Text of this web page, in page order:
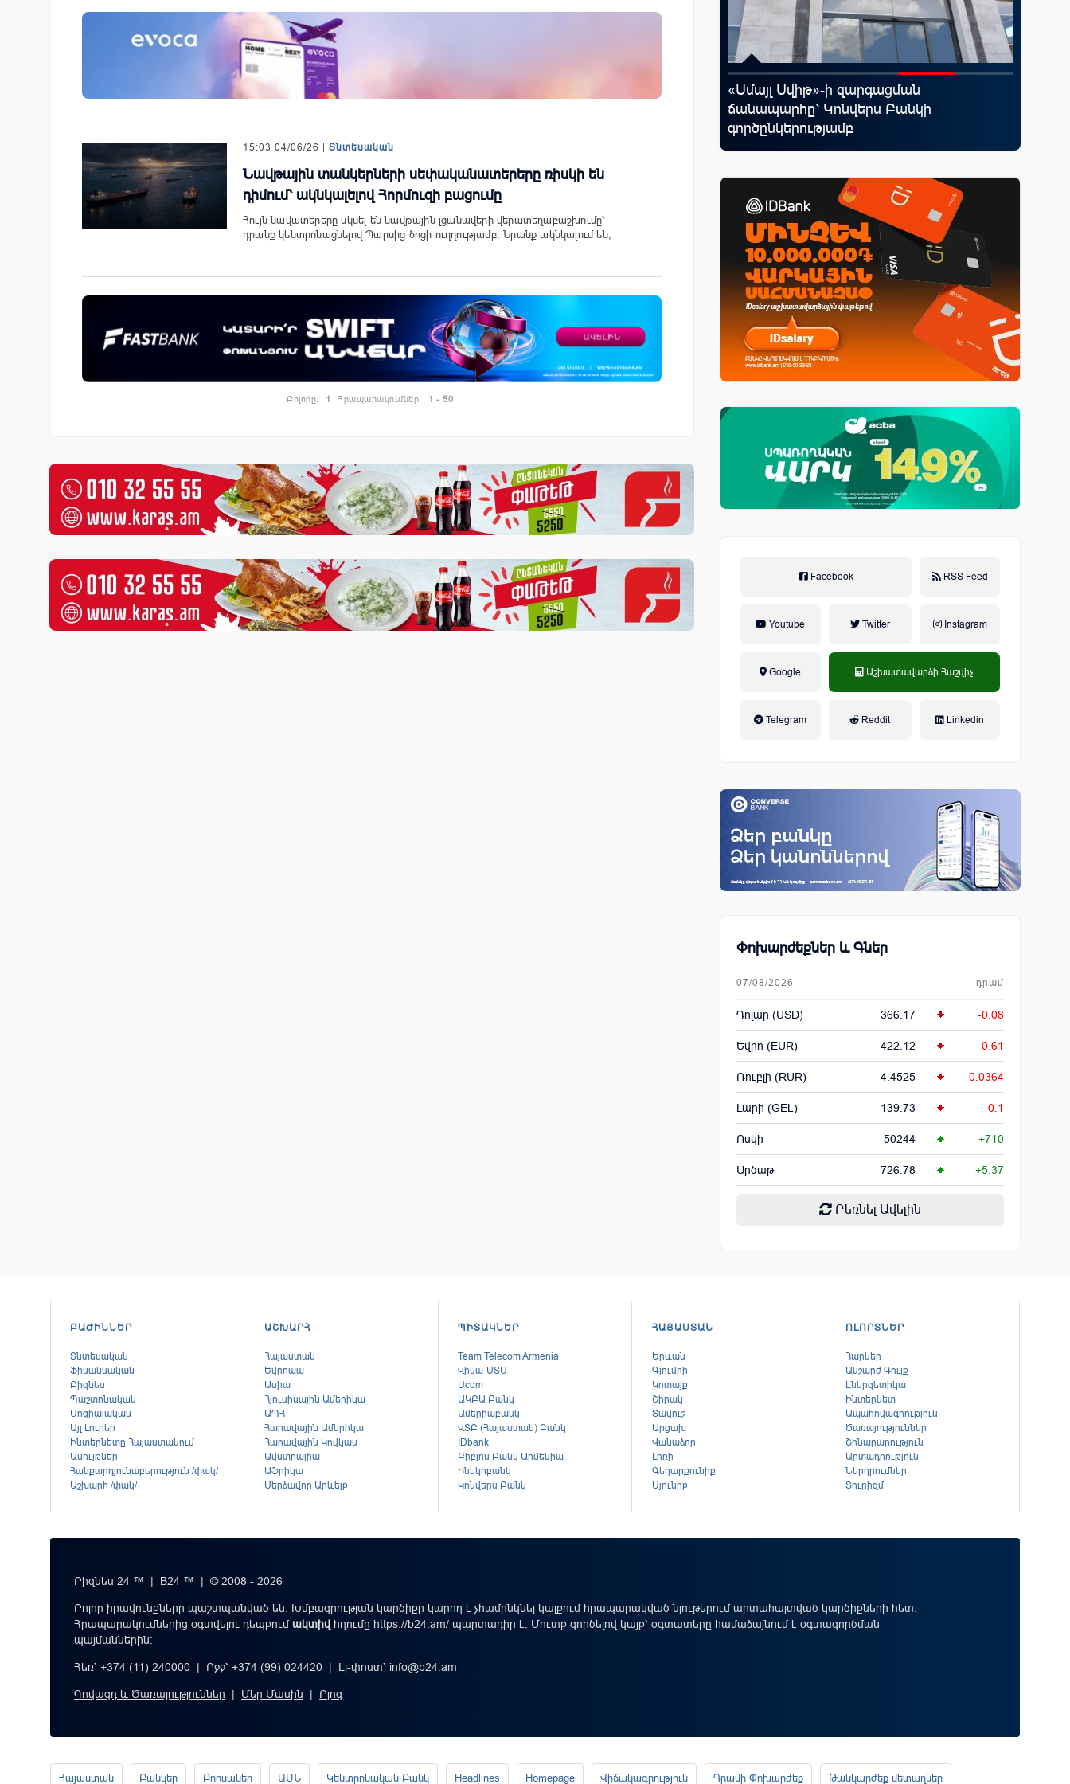
15:03 04/06/26 | Տնտեսական
Նավթային տանկերների սեփականատերերը ռիսկի են
դիմում՝ ակնկալելով Հորմուզի բացումը
Հույն նավատերերը սկսել են նավթային լցանավերի վերատեղաբաշխումը՝
դրանք կենտրոնացնելով Պարսից ծոցի ուղղությամբ։ Նրանք ակնկալում են,
…
Բոլորը. 1 Հրապարակումներ. 1 - 50
ներկայացվեց
Ֆասթ Բանկը Սևան Ստարտափ
առաջարկները
«Շտապ հաստատեք քարտի տվյալները»․
«Սմայլ Սվիթ»-ի զարգացման
ճանապարհը՝ Կոնվերս Բանկի
գործընկերությամբ
Facebook RSS Feed
Youtube Twitter Instagram
Google Աշխատավարձի Հաշվիչ
Telegram Reddit Linkedin
Փոխարժեքներ և Գներ
07/08/2026 դրամ
Դոլար (USD) 366.17 -0.08
Եվրո (EUR) 422.12 -0.61
Ռուբլի (RUR) 4.4525 -0.0364
Լարի (GEL) 139.73 -0.1
Ոսկի 50244 +710
Արծաթ 726.78 +5.37
Բեռնել Ավելին
ԲԱԺԻՆՆԵՐ
Տնտեսական
Ֆինանսական
Բիզնես
Պաշտոնական
Սոցիալական
Այլ Լուրեր
Ինտերնետը Հայաստանում
Ասույթներ
Հանքարդյունաբերություն /փակ/
Աշխարհ /փակ/
ԱՇԽԱՐՀ
Հայաստան
Եվրոպա
Ասիա
Հյուսիսային Ամերիկա
ԱՊՀ
Հարավային Ամերիկա
Հարավային Կովկաս
Ավստրալիա
Աֆրիկա
Մերձավոր Արևելք
ՊԻՏԱԿՆԵՐ
Team Telecom Armenia
Վիվա-ՄՏՍ
Ucom
ԱԿԲԱ Բանկ
Ամերիաբանկ
ՎՏԲ (Հայաստան) Բանկ
IDbank
Բիբլոս Բանկ Արմենիա
Ինեկոբանկ
Կոնվերս Բանկ
ՀԱՅԱՍՏԱՆ
Երևան
Գյումրի
Կոտայք
Շիրակ
Տավուշ
Արցախ
Վանաձոր
Լոռի
Գեղարքունիք
Սյունիք
ՈԼՈՐՏՆԵՐ
Հարկեր
Անշարժ Գույք
Էներգետիկա
Ինտերնետ
Ապահովագրություն
Ծառայություններ
Շինարարություն
Արտադրություն
Ներդրումներ
Տուրիզմ
Բիզնես 24 ™ | B24 ™ | © 2008 - 2026
Բոլոր իրավունքները պաշտպանված են: Խմբագրության կարծիքը կարող է չհամընկնել կայքում հրապարակված նյութերում արտահայտված կարծիքների հետ:
Հրապարակումներից օգտվելու դեպքումակտիվ հղումը https://b24.am/ պարտադիր է: Մուտք գործելով կայք՝ օգտատերը համաձայնում է օգտագործման
պայմաններին։
Հեռ՝ +374 (11) 240000 | Բջջ՝ +374 (99) 024420 | Էլ-փոստ՝ info@b24.am
Գովազդ և Ծառայություններ | Մեր Մասին | Բլոգ
Հայաստան Բանկեր Բորսաներ ԱՄՆ Կենտրոնական Բանկ Headlines Homepage Վիճակագրություն Դրամի Փոխարժեք Թանկարժեք մետաղներ